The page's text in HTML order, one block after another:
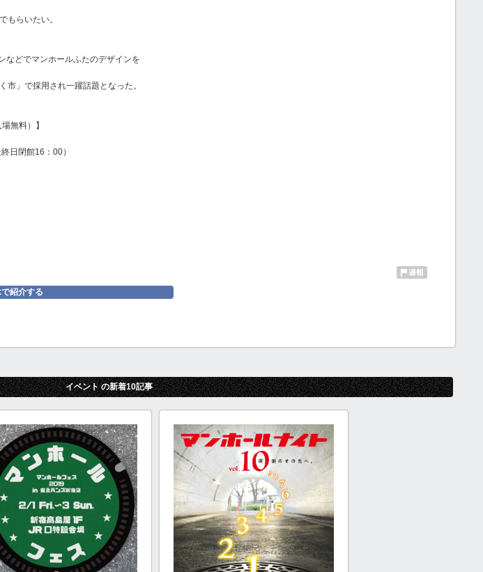
もらいたい。
などでマンホールふたのデザインを
市」で採用され一躍話題となった。
無料）】
閉館16：00）
紹介する
イベント の新着10記事